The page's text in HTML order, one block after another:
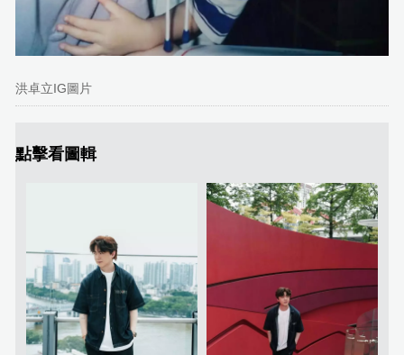
洪卓立IG圖片
點擊看圖輯